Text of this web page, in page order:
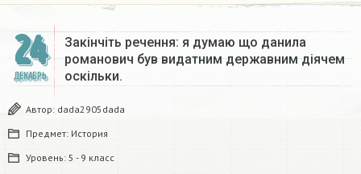
24
ДЕКАБРЬ
Закінчіть речення: я думаю що данила
романович був видатним державним діячем
оскільки.
Автор: dada2905dada
Предмет: История
Уровень: 5 - 9 класс